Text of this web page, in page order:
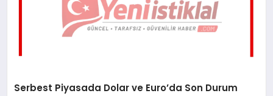
Serbest Piyasada Dolar ve Euro’da Son Durum